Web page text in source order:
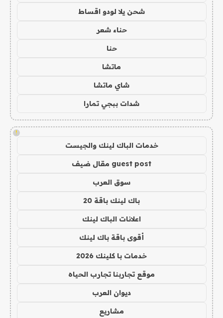
شحن يلا لودو اقساط
حناء شعر
حنا
ماتشا
شاي ماتشا
شدات ببجي تمارا
!
خدمات الباك لينك والجيست
guest post مقال ضيف
سوق العرب
باك لينك باقة 20
اعلانات الباك لينك
أقوى باقة باك لينك
خدمات با كلينك 2026
موقع تجاربنا تجارب الحياه
ديوان العرب
مشاريع